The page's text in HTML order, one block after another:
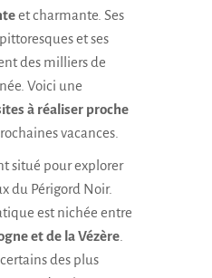
et charmante. Ses
et ses
des milliers de
Voici une
à réaliser proche
vacances.
situé pour explorer
du Périgord Noir.
est nichée entre
et de la Vézère
des plus